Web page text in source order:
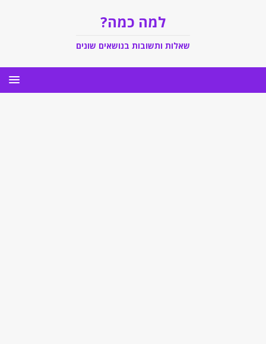
למה כמה?
שאלות ותשובות בנושאים שונים